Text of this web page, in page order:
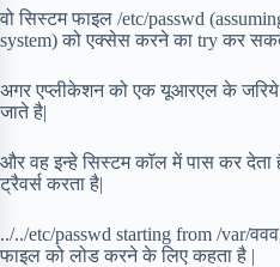
वो सिस्टम फाइल /etc/passwd
system) को एक्सेस करने का try कर
अगर एप्लीकेशन को एक यूआरएल के जरिये
जाते है|
और वह इन्हे सिस्टम कॉल में पास कर देता
ट्रैवर्स करता है|
../../etc/passwd starting from /var/
फाइल को लोड करने के लिए कहता है |